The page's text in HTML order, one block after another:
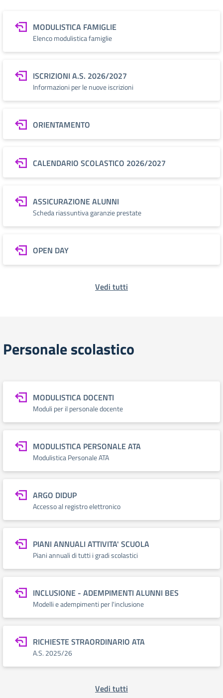
MODULISTICA FAMIGLIE
Elenco modulistica famiglie
ISCRIZIONI A.S. 2026/2027
Informazioni per le nuove iscrizioni
ORIENTAMENTO
CALENDARIO SCOLASTICO 2026/2027
ASSICURAZIONE ALUNNI
Scheda riassuntiva garanzie prestate
OPEN DAY
Vedi tutti
Personale scolastico
MODULISTICA DOCENTI
Moduli per il personale docente
MODULISTICA PERSONALE ATA
Modulistica Personale ATA
ARGO DIDUP
Accesso al registro elettronico
PIANI ANNUALI ATTIVITA' SCUOLA
Piani annuali di tutti i gradi scolastici
INCLUSIONE - ADEMPIMENTI ALUNNI BES
Modelli e adempimenti per l'inclusione
RICHIESTE STRAORDINARIO ATA
A.S. 2025/26
Vedi tutti